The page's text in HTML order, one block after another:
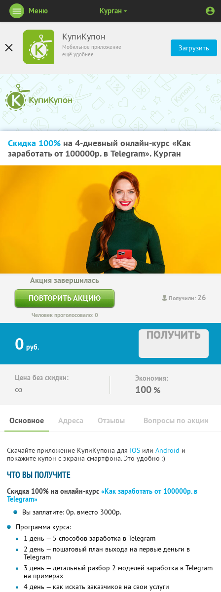
КупиКупон
Мобильное приложение
ещё удобнее
Загрузить
Меню Курган
Скидка 100% на 4-дневный онлайн-курс «Как
заработать от 100000р. в Telegram». Курган
Получили: 26
Акция завершилась
ПОВТОРИТЬ АКЦИЮ
Человек проголосовало: 0
0 руб.
ПОЛУЧИТЬ
Цена без скидки:
∞
Экономия:
100 %
Основное Отзывы Вопросы по акции
Адреса
Скачайте приложение КупиКупона для IOS или Android и
покажите купон с экрана смартфона. Это удобно :)
ЧТО ВЫ ПОЛУЧИТЕ
Скидка 100% на онлайн-курс «Как заработать от 100000р. в
Telegram»
Вы заплатите: 0р. вместо 3000р.
Программа курса:
1 день — 5 способов заработка в Telegram
2 день — пошаговый план выхода на первые деньги в
Telegram
3 день — детальный разбор 2 моделей заработка в Telegram
на примерах
4 день — как искать заказчиков на свои услуги